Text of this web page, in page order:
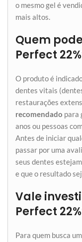
o mesmo gel é
mais altos.
Quem
Perfect
O produto é
dentes vitais
restaurações
recomendado para
anos ou pessoas
Antes de iniciar
passar por uma
seus dentes
e que o resultado
Vale
Perfect
Para quem busca